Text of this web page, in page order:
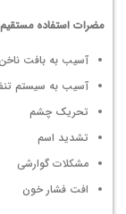
مضرات استفاده
آسیب به بافت ناخن
آسیب به سیستم
تحریک چشم
تشدید اسم
مشکلات گوارشی
افت فشار خون